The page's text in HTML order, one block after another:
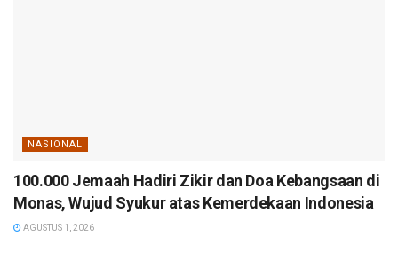
NASIONAL
100.000 Jemaah Hadiri Zikir dan Doa Kebangsaan di
Monas, Wujud Syukur atas Kemerdekaan Indonesia
AGUSTUS 1, 2026